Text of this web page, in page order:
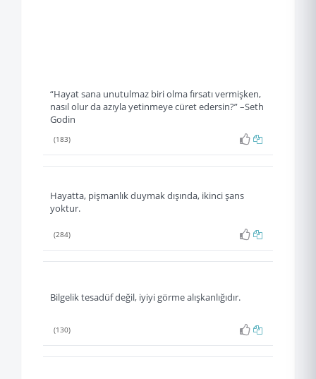
“Hayat sana unutulmaz biri olma fırsatı vermişken,
nasıl olur da azıyla yetinmeye cüret edersin?” –Seth
Godin
(183)
Hayatta, pişmanlık duymak dışında, ikinci şans
yoktur.
(284)
Bilgelik tesadüf değil, iyiyi görme alışkanlığıdır.
(130)